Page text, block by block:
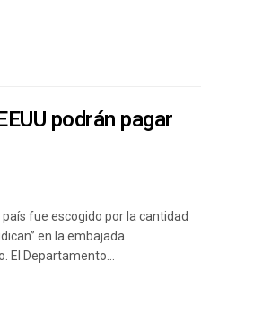
podrán pagar
fue escogido por la cantidad
en la embajada
El Departamento...